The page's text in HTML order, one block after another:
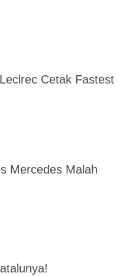
Cetak Fastest
Mercedes Malah